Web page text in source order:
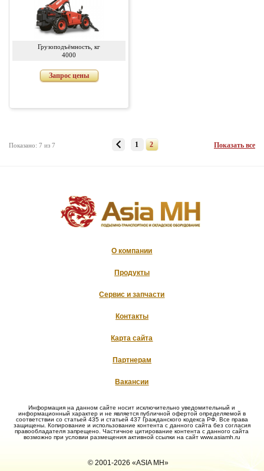
Грузоподъёмность, кг
4000
Запрос цены
Показано: 7 из 7 Показать все
1 2
О компании
Продукты
Сервис и запчасти
Контакты
Карта сайта
Партнерам
Вакансии
Информация на данном сайте носит исключительно уведомительный и
информационный характер и не является публичной офертой определяемой в
соответствии со статьей 435 и статьей 437 Гражданского кодекса РФ. Все права
защищены. Копирование и использование контента с данного сайта без согласия
правообладателя запрещено. Частичное цитирование контента с данного сайта
возможно при условии размещения активной ссылки на сайт www.asiamh.ru
© 2001-2026 «ASIA MH»